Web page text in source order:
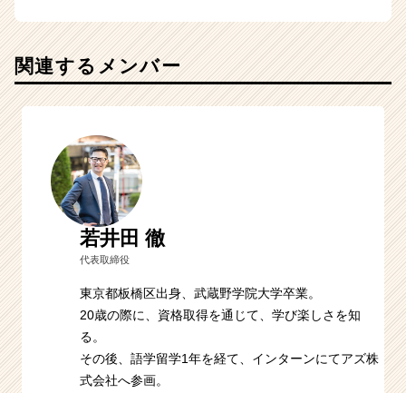
関連するメンバー
若井田 徹
代表取締役
東京都板橋区出身、武蔵野学院大学卒業。
20歳の際に、資格取得を通じて、学び楽しさを知
る。
その後、語学留学1年を経て、インターンにてアズ株
式会社へ参画。